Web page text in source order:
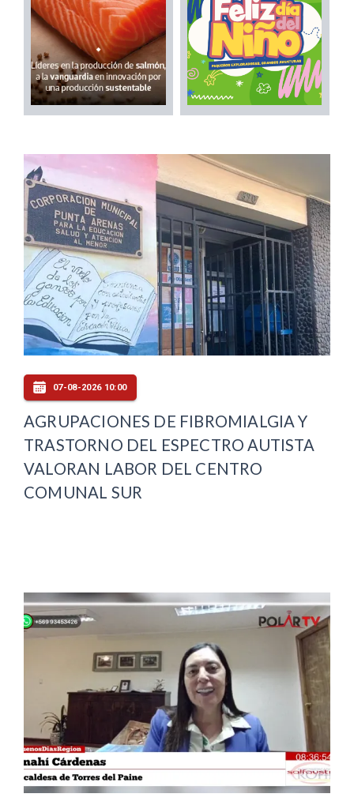
07-08-2026 10:00
AGRUPACIONES DE FIBROMIALGIA Y
TRASTORNO DEL ESPECTRO AUTISTA
VALORAN LABOR DEL CENTRO
COMUNAL SUR